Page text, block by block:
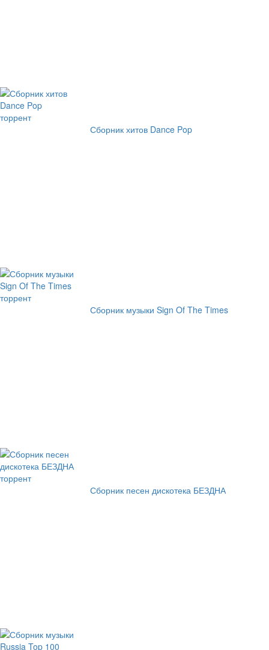
Сборник хитов Dance Pop
Сборник музыки Sign Of The Times
Сборник песен дискотека БЕЗДНА